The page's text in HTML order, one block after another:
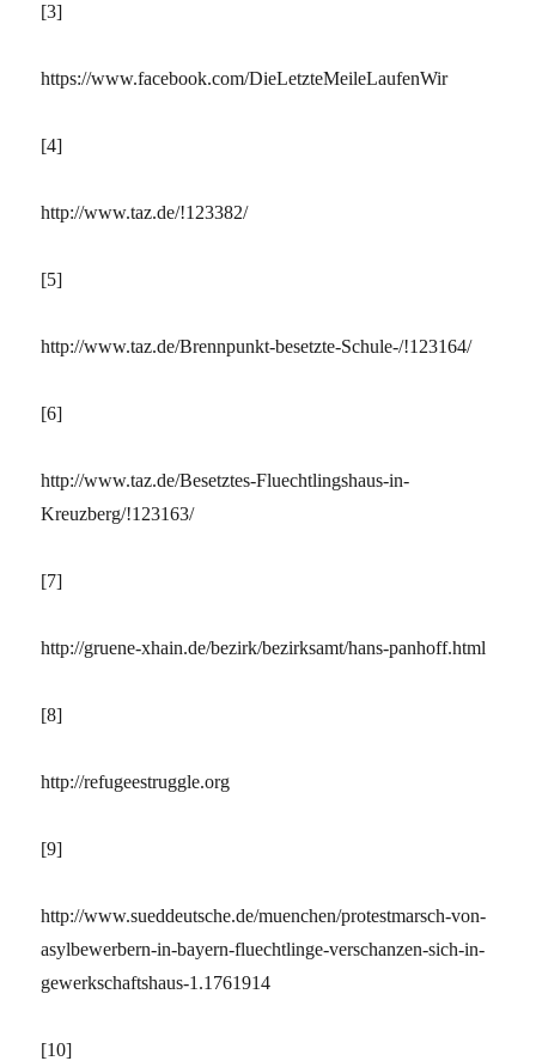
[3]
https://www.facebook.com/DieLetzteMeileLaufenWir
[4]
http://www.taz.de/!123382/
[5]
http://www.taz.de/Brennpunkt-besetzte-Schule-/!123164/
[6]
http://www.taz.de/Besetztes-Fluechtlingshaus-in-
Kreuzberg/!123163/
[7]
http://gruene-xhain.de/bezirk/bezirksamt/hans-panhoff.html
[8]
http://refugeestruggle.org
[9]
http://www.sueddeutsche.de/muenchen/protestmarsch-von-
asylbewerbern-in-bayern-fluechtlinge-verschanzen-sich-in-
gewerkschaftshaus-1.1761914
[10]